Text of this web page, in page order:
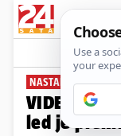
NASTALA ŠTETA
VIDEO
led je